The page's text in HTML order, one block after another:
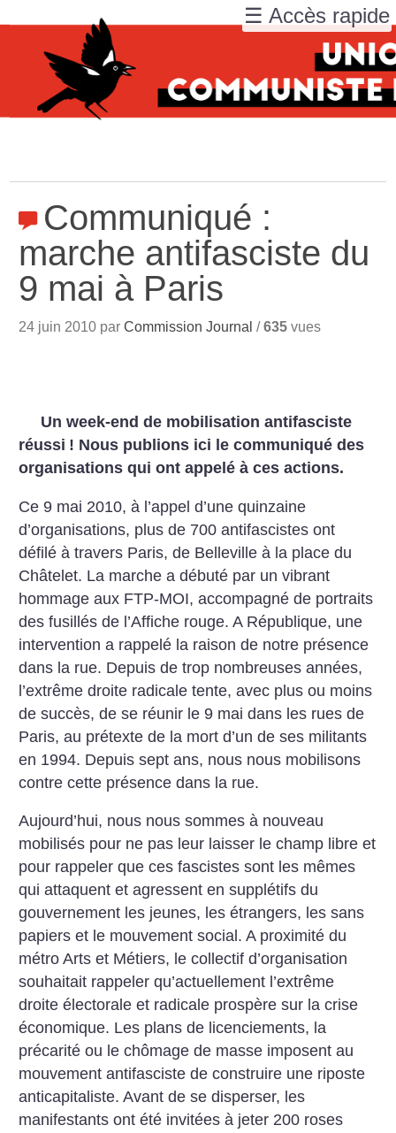
Communiqué :
marche antifasciste du
9 mai à Paris
24 juin 2010 parCommission Journal /635 vues
Un week-end de mobilisation antifasciste
réussi ! Nous publions ici le communiqué des
organisations qui ont appelé à ces actions.
Ce 9 mai 2010, à l’appel d’une quinzaine
d’organisations, plus de 700 antifascistes ont
défilé à travers Paris, de Belleville à la place du
Châtelet. La marche a débuté par un vibrant
hommage aux FTP-MOI, accompagné de portraits
des fusillés de l’Affiche rouge. A République, une
intervention a rappelé la raison de notre présence
dans la rue. Depuis de trop nombreuses années,
l’extrême droite radicale tente, avec plus ou moins
de succès, de se réunir le 9 mai dans les rues de
Paris, au prétexte de la mort d’un de ses militants
en 1994. Depuis sept ans, nous nous mobilisons
contre cette présence dans la rue.
Aujourd’hui, nous nous sommes à nouveau
mobilisés pour ne pas leur laisser le champ libre et
pour rappeler que ces fascistes sont les mêmes
qui attaquent et agressent en supplétifs du
gouvernement les jeunes, les étrangers, les sans
papiers et le mouvement social. A proximité du
métro Arts et Métiers, le collectif d’organisation
souhaitait rappeler qu’actuellement l’extrême
droite électorale et radicale prospère sur la crise
économique. Les plans de licenciements, la
précarité ou le chômage de masse imposent au
mouvement antifasciste de construire une riposte
anticapitaliste. Avant de se disperser, les
manifestants ont été invitées à jeter 200 roses
☰ Accès rapide